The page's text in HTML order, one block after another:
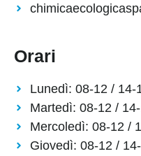
Orari
Lunedì: 08-12 / 14-
Martedì: 08-12 /
Mercoledì: 08-12 /
Giovedì: 08-12 /